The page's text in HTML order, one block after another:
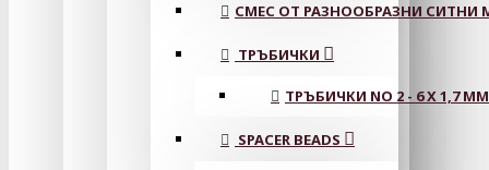
СМЕС ОТ РАЗНООБРАЗНИ СИТНИ
ТРЪБИЧКИ
ТРЪБИЧКИ NO 2 - 6 X 1,7 MM
SPACER BEADS